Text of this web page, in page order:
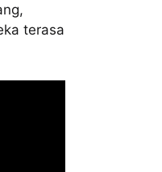
terasa